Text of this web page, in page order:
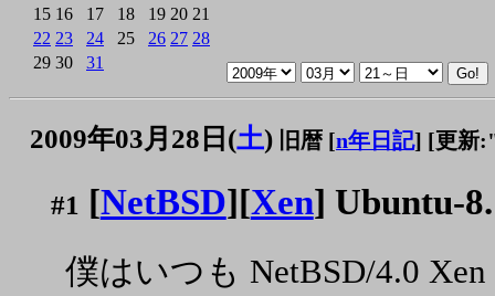
15 16 17 18 19 20 21
22 23 24 25 26 27 28
29 30 31
2009年03月28日(土) 旧暦 [n年日記] [更新
#1 [NetBSD][Xen] Ubuntu-
僕はいつも NetBSD/4.0